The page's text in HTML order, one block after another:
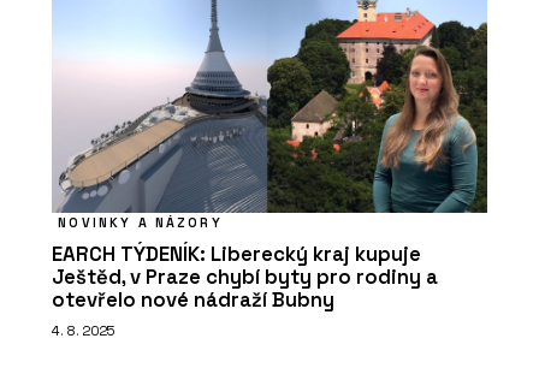
NOVINKY A NÁZORY
EARCH TÝDENÍK: Liberecký kraj kupuje
Ještěd, v Praze chybí byty pro rodiny a
otevřelo nové nádraží Bubny
4. 8. 2025